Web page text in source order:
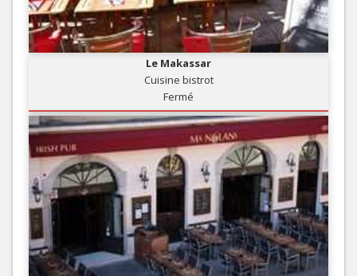
Le Makassar
Cuisine bistrot
Fermé